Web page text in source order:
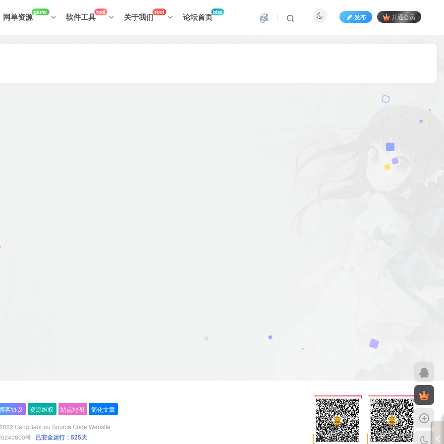
网单资源game 软件工具tool 关于我们root 论坛首页bbs
发布 开通会员
客协议 资源维权 站点地图 简化文章
CangBaoLou Source Code Website
号 已安全运行：525天
海屿你